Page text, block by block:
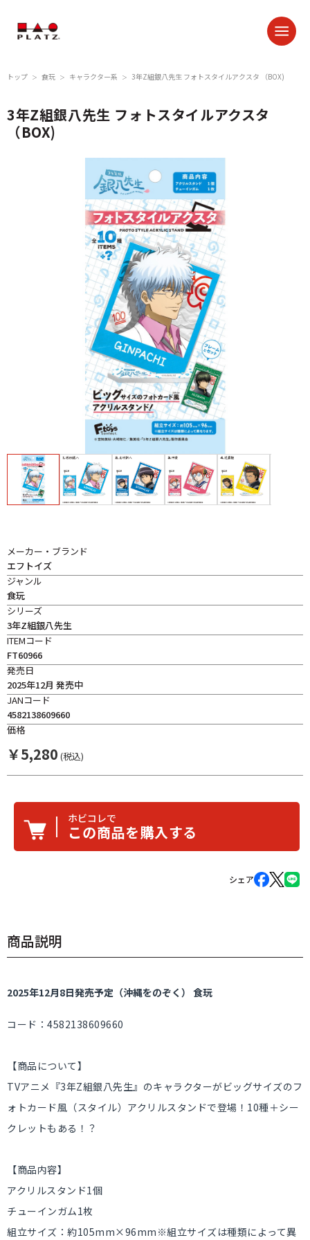
トップ ＞ 食玩 ＞ キャラクター系 ＞ 3年Z組銀八先生 フォトスタイルアクスタ （BOX)
3年Z組銀八先生 フォトスタイルアクスタ
（BOX)
メーカー・ブランド
エフトイズ
ジャンル
食玩
シリーズ
3年Z組銀八先生
ITEMコード
FT60966
発売日
2025年12月 発売中
JANコード
4582138609660
価格
￥5,280 (税込)
ホビコレで
この商品を購入する
シェア
商品説明
2025年12月8日発売予定（沖縄をのぞく） 食玩
コード：4582138609660
【商品について】
TVアニメ『3年Z組銀八先生』のキャラクターがビッグサイズのフ
ォトカード風（スタイル）アクリルスタンドで登場！10種＋シー
クレットもある！？
【商品内容】
アクリルスタンド1個
チューインガム1枚
組立サイズ：約105mm×96mm※組立サイズは種類によって異